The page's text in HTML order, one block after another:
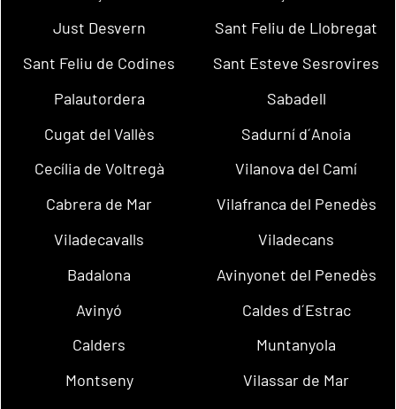
Just Desvern
Sant Feliu de Llobregat
Sant Feliu de Codines
Sant Esteve Sesrovires
Palautordera
Sabadell
Cugat del Vallès
Sadurní d´Anoia
Cecília de Voltregà
Vilanova del Camí
Cabrera de Mar
Vilafranca del Penedès
Viladecavalls
Viladecans
Badalona
Avinyonet del Penedès
Avinyó
Caldes d´Estrac
Calders
Muntanyola
Montseny
Vilassar de Mar